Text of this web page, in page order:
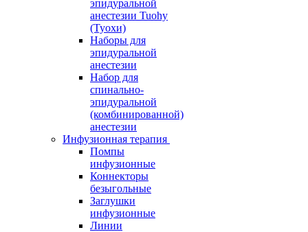
эпидуральной
анестезии Tuohy
(Туохи)
Наборы для
эпидуральной
анестезии
Набор для
спинально-
эпидуральной
(комбинированной)
анестезии
Инфузионная терапия
Помпы
инфузионные
Коннекторы
безыгольные
Заглушки
инфузионные
Линии